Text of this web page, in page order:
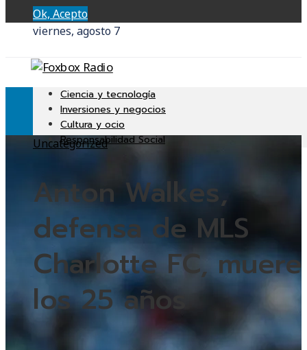
Ok, Acepto
viernes, agosto 7
Ciencia y tecnología
Inversiones y negocios
Cultura y ocio
Responsabilidad Social
Uncategorized
Anton Walkes,
defensa de MLS
Charlotte FC,
los 25 años